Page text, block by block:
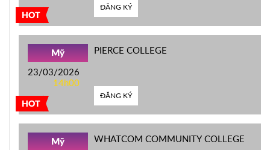
HOT
ĐĂNG KÝ
HOT
Mỹ
23/03/2026
14h00
PIERCE COLLEGE
ĐĂNG KÝ
Mỹ WHATCOM COMMUNITY COLLEGE